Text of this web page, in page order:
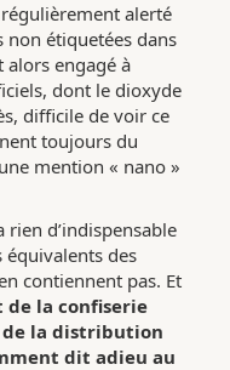
alerté
non étiquetées dans
alors engagé à
dont le dioxyde
difficile de voir ce
toujours du
mention « nano »
rien d’indispensable
des
contiennent pas. Et
de la confiserie
de la distribution
dit adieu au